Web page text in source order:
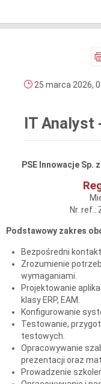
25 marca 2026,
IT
PSE Innowacje
Nr. ref.:
Podstawowy zakres
Bezpośredni
Zrozumienie
wymaganiami.
Projektowanie
klasy ERP, EAM.
Konfigurowanie
Testowanie,
testowych.
Opracowywanie
prezentacji oraz
Prowadzenie